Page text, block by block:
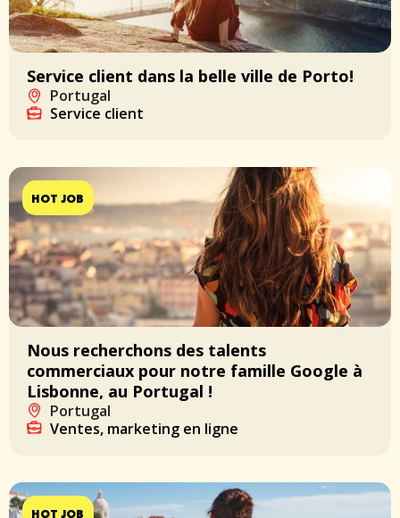
Service client dans la belle ville de Porto!
Portugal
Service client
HOT JOB
Nous recherchons des talents
commerciaux pour notre famille Google à
Lisbonne, au Portugal !
Portugal
Ventes, marketing en ligne
HOT JOB